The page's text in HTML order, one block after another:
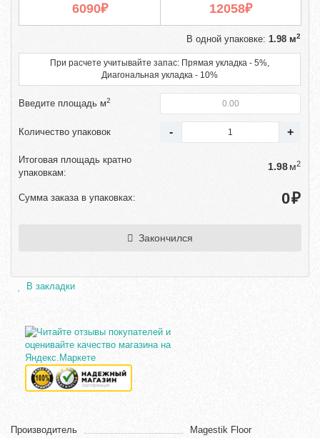
6090₽ 12058₽
В одной упаковке: 1.98 м2
При расчете учитывайте запас: Прямая укладка - 5%,
Диагональная укладка - 10%
Введите площадь м2
Количество упаковок
Итоговая площадь кратно
упаковкам:
м2
Сумма заказа в упаковках: ₽
Закончился
В закладки
Производитель
Magestik Floor